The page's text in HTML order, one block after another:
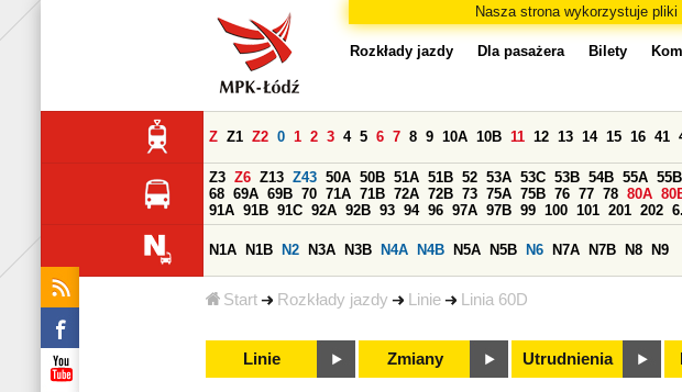
Nasza strona wykorzystuje
Start Rozkłady jazdy Linie Linia 60D
Rozkłady jazdy Dla pasażera Bilety
Z Z1 Z2 0 1 2 3 4 5 6 7 8 9 10A 10B 11 12 13 14 15 16 41
Z3 Z6 Z13 Z43 50A 50B 51A 51B 52 53A 53C 53B 54B 55A 55B
68 69A 69B 70 71A 71B 72A 72B 73 75A 75B 76 77 78 80A
91A 91B 91C 92A 92B 93 94 96 97A 97B 99 100 101 201 202 6.
N1A N1B N2 N3A N3B N4A N4B N5A N5B N6 N7A N7B N8 N9
Linie Zmiany Utrudnienia